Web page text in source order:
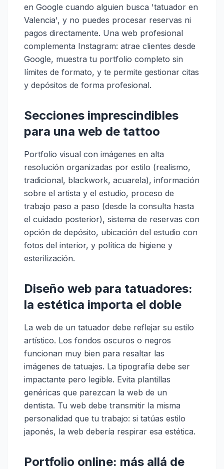
en Google cuando alguien busca 'tatuador en
Valencia', y no puedes procesar reservas ni
pagos directamente. Una web profesional
complementa Instagram: atrae clientes desde
Google, muestra tu portfolio completo sin
límites de formato, y te permite gestionar citas
y depósitos de forma profesional.
Secciones imprescindibles
para una web de tattoo
Portfolio visual con imágenes en alta
resolución organizadas por estilo (realismo,
tradicional, blackwork, acuarela), información
sobre el artista y el estudio, proceso de
trabajo paso a paso (desde la consulta hasta
el cuidado posterior), sistema de reservas con
opción de depósito, ubicación del estudio con
fotos del interior, y política de higiene y
esterilización.
Diseño web para tatuadores:
la estética importa el doble
La web de un tatuador debe reflejar su estilo
artístico. Los fondos oscuros o negros
funcionan muy bien para resaltar las
imágenes de tatuajes. La tipografía debe ser
impactante pero legible. Evita plantillas
genéricas que parezcan la web de un
dentista. Tu web debe transmitir la misma
personalidad que tu trabajo: si tatúas estilo
japonés, la web debería respirar esa estética.
Portfolio online: más allá de